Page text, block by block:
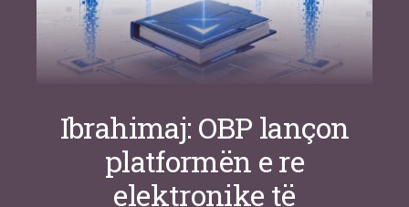
Ibrahimaj: OBP lançon
platformën e re
elektronike të